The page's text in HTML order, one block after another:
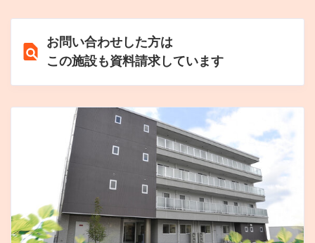
お問い合わせした方は
この施設も資料請求しています